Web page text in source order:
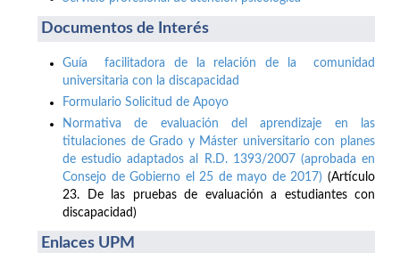
Documentos de Interés
Guía facilitadora de la relación de la comunidad
universitaria con la discapacidad
Formulario Solicitud de Apoyo
Normativa de evaluación del aprendizaje en las
titulaciones de Grado y Máster universitario con planes
de estudio adaptados al R.D. 1393/2007 (aprobada en
Consejo de Gobierno el 25 de mayo de 2017) (Artículo
23. De las pruebas de evaluación a estudiantes con
discapacidad)
Enlaces UPM